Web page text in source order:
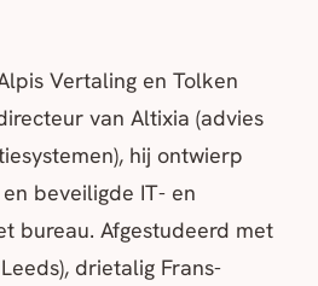
Vertaling en Tolken
van Altixia (advies
hij ontwierp
beveiligde IT- en
bureau. Afgestudeerd met
drietalig Frans-